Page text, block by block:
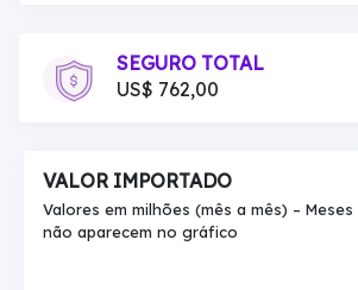
SEGURO TOTAL
US$ 762,00
VALOR IMPORTADO
Valores em milhões (mês a mês) –
não aparecem no gráfico